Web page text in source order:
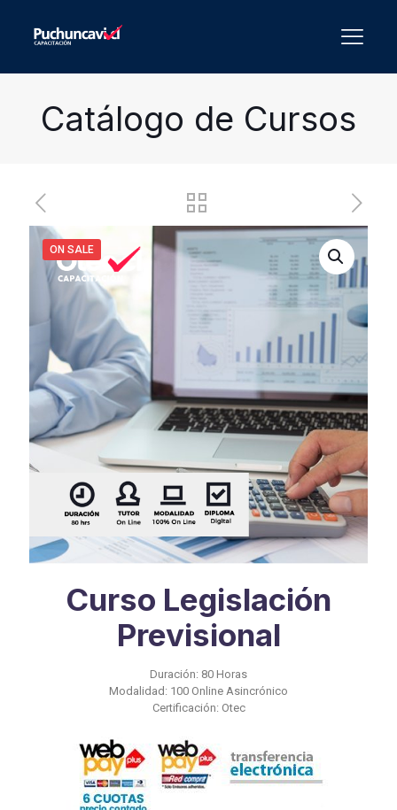
Catálogo de Cursos
ON SALE
Curso Legislación
Previsional
Duración: 80 Horas
Modalidad: 100 Online Asincrónico
Certificación: Otec